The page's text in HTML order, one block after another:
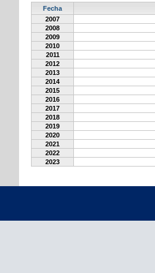
Fecha
2007
2008
2009
2010
2011
2012
2013
2014
2015
2016
2017
2018
2019
2020
2021
2022
2023